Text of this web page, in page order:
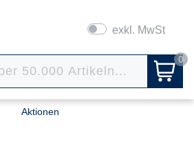
exkl. MwSt
0
Aktionen